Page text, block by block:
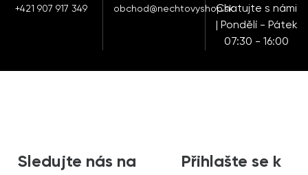
+421 907 917 349 obchod@nechtovyshop.skChatujte s námi
| Pondělí - Pátek
07:30 - 16:00
Sledujte nás na
Přihlašte se k